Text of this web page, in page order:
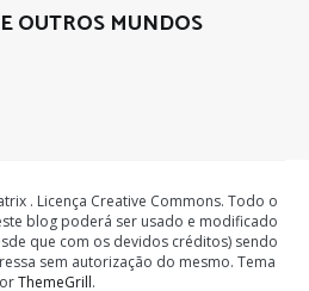
OUTROS MUNDOS
. Licença Creative Commons. Todo o
blog poderá ser usado e modificado
que com os devidos créditos) sendo
sem autorização do mesmo. Tema
ThemeGrill.